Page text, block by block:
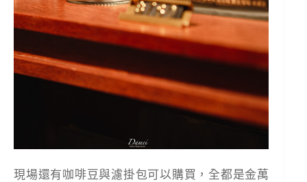
現場還有咖啡豆與濾掛包可以購買，全都是金萬